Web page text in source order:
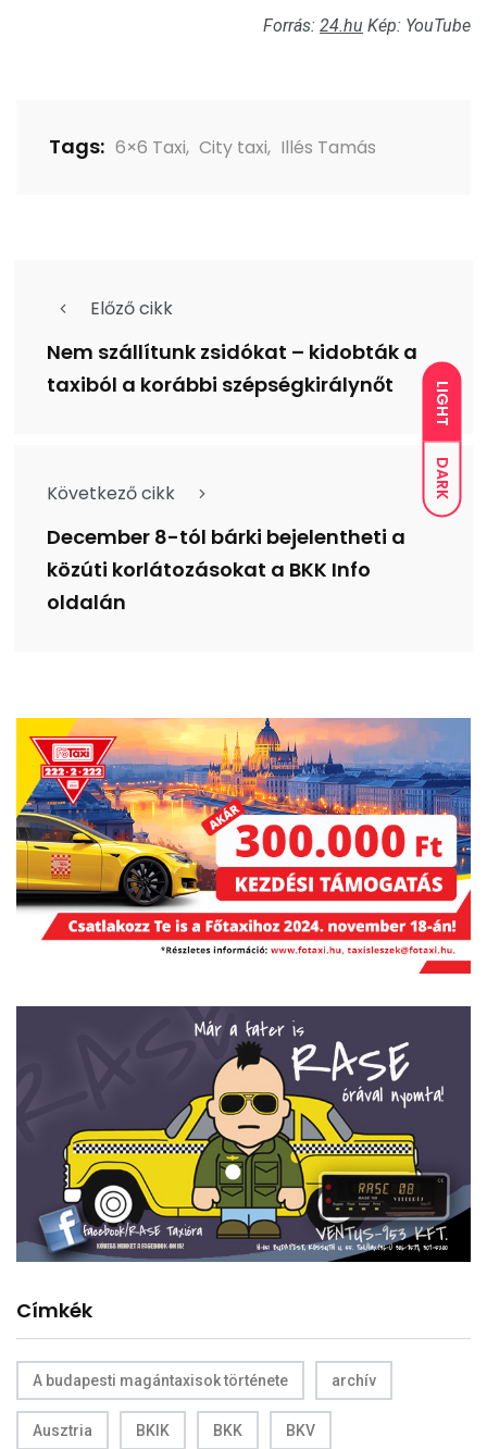
LIGHT
DARK
Forrás: 24.hu Kép: YouTube
Tags: 6×6 Taxi, City taxi, Illés Tamás
Előző cikk
Nem szállítunk zsidókat – kidobták a
taxiból a korábbi szépségkirálynőt
Következő cikk
December 8-tól bárki bejelentheti a
közúti korlátozásokat a BKK Info
oldalán
Címkék
A budapesti magántaxisok története archív
Ausztria BKIK BKK BKV